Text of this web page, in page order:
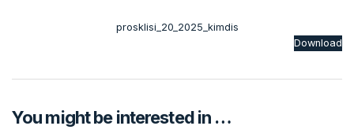
prosklisi_20_2025_kimdis
Download
You might be interested in …